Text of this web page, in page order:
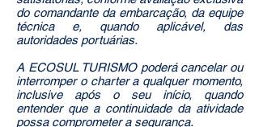
do comandante da embarcação, da equipe
técnica e, quando aplicável, das
autoridades portuárias.
A ECOSUL TURISMO poderá cancelar ou
interromper o charter a qualquer momento,
inclusive após o seu início, quando
entender que a continuidade da atividade
possa comprometer a segurança.